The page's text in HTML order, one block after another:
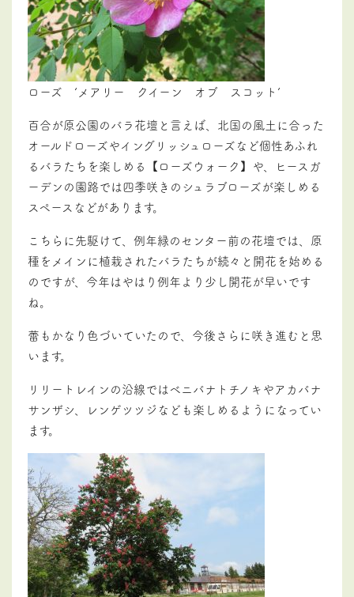
ローズ ‘メアリー クイーン オブ スコット’
百合が原公園のバラ花壇と言えば、北国の風土に合った
オールドローズやイングリッシュローズなど個性あふれ
るバラたちを楽しめる【ローズウォーク】や、ヒースガ
ーデンの園路では四季咲きのシュラブローズが楽しめる
スペースなどがあります。
こちらに先駆けて、例年緑のセンター前の花壇では、原
種をメインに植栽されたバラたちが続々と開花を始める
のですが、今年はやはり例年より少し開花が早いです
ね。
蕾もかなり色づいていたので、今後さらに咲き進むと思
います。
リリートレインの沿線ではベニバナトチノキやアカバナ
サンザシ、レンゲツツジなども楽しめるようになってい
ます。